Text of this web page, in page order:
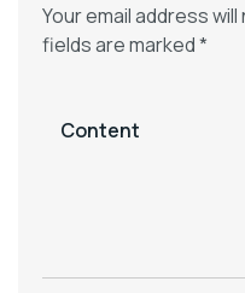
Your email address
fields are marked*